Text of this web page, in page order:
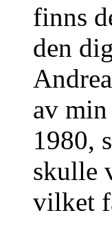
finns
den
av
1980,
skulle
vilket